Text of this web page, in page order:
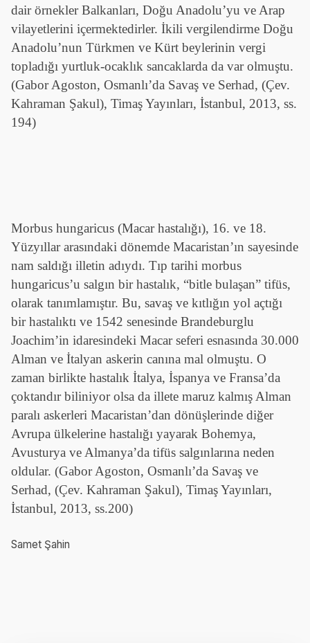
dair örnekler Balkanları, Doğu Anadolu’yu ve Arap
vilayetlerini içermektedirler. İkili vergilendirme Doğu
Anadolu’nun Türkmen ve Kürt beylerinin vergi
topladığı yurtluk-ocaklık sancaklarda da var olmuştu.
(Gabor Agoston, Osmanlı’da Savaş ve Serhad, (Çev.
Kahraman Şakul), Timaş Yayınları, İstanbul, 2013, ss.
194)
Morbus hungaricus (Macar hastalığı), 16. ve 18.
Yüzyıllar arasındaki dönemde Macaristan’ın sayesinde
nam saldığı illetin adıydı. Tıp tarihi morbus
hungaricus’u salgın bir hastalık, “bitle bulaşan” tifüs,
olarak tanımlamıştır. Bu, savaş ve kıtlığın yol açtığı
bir hastalıktı ve 1542 senesinde Brandeburglu
Joachim’in idaresindeki Macar seferi esnasında 30.000
Alman ve İtalyan askerin canına mal olmuştu. O
zaman birlikte hastalık İtalya, İspanya ve Fransa’da
çoktandır biliniyor olsa da illete maruz kalmış Alman
paralı askerleri Macaristan’dan dönüşlerinde diğer
Avrupa ülkelerine hastalığı yayarak Bohemya,
Avusturya ve Almanya’da tifüs salgınlarına neden
oldular. (Gabor Agoston, Osmanlı’da Savaş ve
Serhad, (Çev. Kahraman Şakul), Timaş Yayınları,
İstanbul, 2013, ss.200)
Samet Şahin